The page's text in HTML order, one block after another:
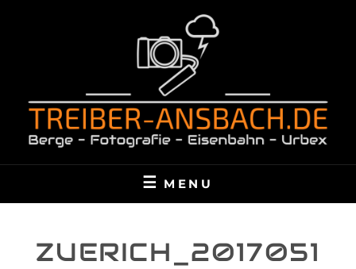
TREIBER-ANSBACH.DE
MENU
ZUERICH_2017051